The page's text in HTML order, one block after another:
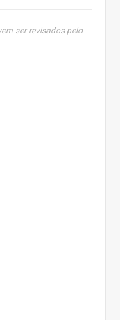
ser revisados pelo